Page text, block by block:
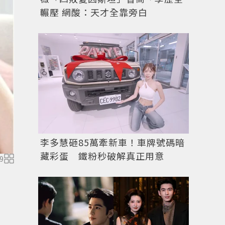
9 圖／擷自instagram
輾壓 網酸：天才全靠旁白
李多慧砸85萬牽新車！車牌號碼暗
藏彩蛋 鐵粉秒破解真正用意